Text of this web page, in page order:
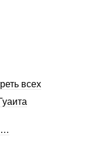
всех
…